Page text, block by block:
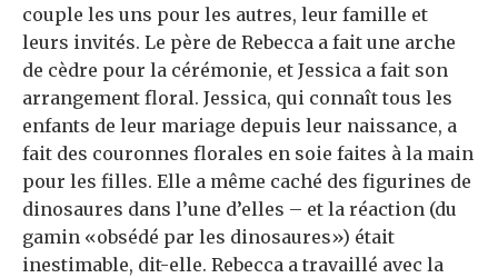
couple les uns pour les autres, leur famille et
leurs invités. Le père de Rebecca a fait une arche
de cèdre pour la cérémonie, et Jessica a fait son
arrangement floral. Jessica, qui connaît tous les
enfants de leur mariage depuis leur naissance, a
fait des couronnes florales en soie faites à la main
pour les filles. Elle a même caché des figurines de
dinosaures dans l’une d’elles – et la réaction (du
gamin «obsédé par les dinosaures») était
inestimable, dit-elle. Rebecca a travaillé avec la